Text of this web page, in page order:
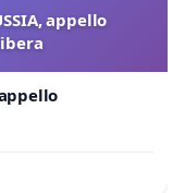
appello
appello